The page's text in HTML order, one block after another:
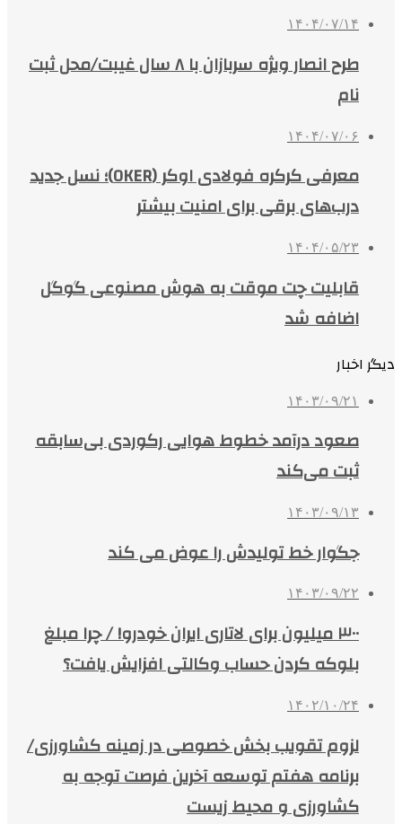
۱۴۰۴/۰۷/۱۴
طرح انصار ویژه سربازان با ۸ سال غیبت/محل ثبت
نام
۱۴۰۴/۰۷/۰۶
معرفی کرکره فولادی اوکر (OKER)؛ نسل جدید
درب‌های برقی برای امنیت بیشتر
۱۴۰۴/۰۵/۲۳
قابلیت چت موقت به هوش مصنوعی گوگل
اضافه شد
دیگر اخبار
۱۴۰۳/۰۹/۲۱
صعود درآمد خطوط هوایی رکوردی بی‌سابقه
ثبت می‌کند
۱۴۰۳/۰۹/۱۳
جگوار خط تولیدش را عوض می‌ کند
۱۴۰۳/۰۹/۲۲
۳۰۰ میلیون برای لاتاری ایران خودرو! / چرا مبلغ
‌بلوکه کردن حساب وکالتی افزایش یافت؟
۱۴۰۲/۱۰/۲۴
لزوم تقویب بخش خصوصی در زمینه کشاورزی/
برنامه هفتم توسعه آخرین فرصت توجه به
کشاورزی و محیط زیست